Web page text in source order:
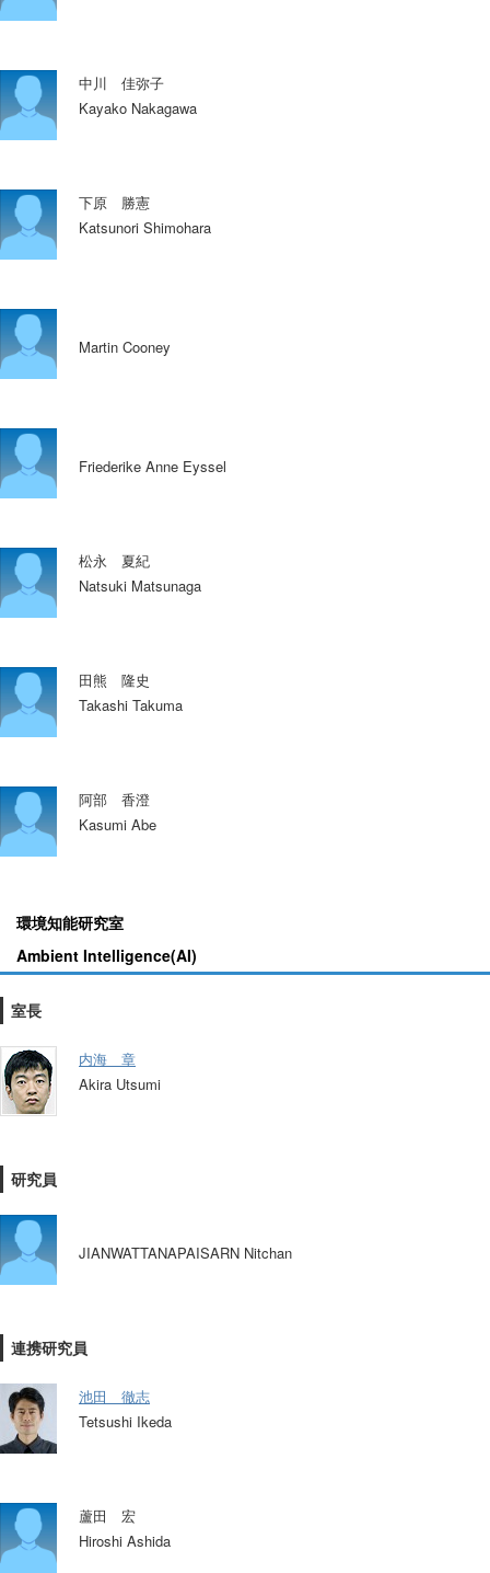
中川 佳弥子
Kayako Nakagawa
下原 勝憲
Katsunori Shimohara
Martin Cooney
Friederike Anne Eyssel
松永 夏紀
Natsuki Matsunaga
田熊 隆史
Takashi Takuma
阿部 香澄
Kasumi Abe
環境知能研究室
Ambient Intelligence(AI)
室長
内海 章
Akira Utsumi
研究員
JIANWATTANAPAISARN Nitchan
連携研究員
池田 徹志
Tetsushi Ikeda
蘆田 宏
Hiroshi Ashida